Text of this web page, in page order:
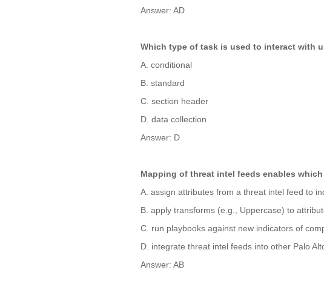
Answer: AD
Which type of task is used to interact with
A. conditional
B. standard
C. section header
D. data collection
Answer: D
Mapping of threat intel feeds enables
A. assign attributes from a threat intel feed to
B. apply transforms (e.g., Uppercase) to
C. run playbooks against new indicators of
D. integrate threat intel feeds into other Palo
Answer: AB